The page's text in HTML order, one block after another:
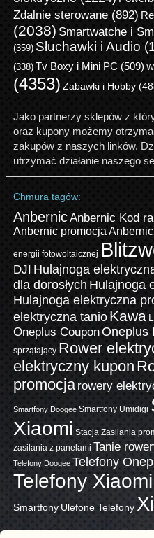
Zdalnie sterowane(892)
(2038) Smartwatche i
(359) Słuchawki i Audio
(338) Tv Boxy i Mini PC (509)
(4353) Zabawki i Hobby
Jako partnerzy sklepów z
oraz kupony możemy
zakupów z naszych linków.
utrzymać działanie naszego
Chmura tagów:
AnbernicAnbernic Kod
Anbernic promocja
energii fotowoltaicznej
DJI Hulajnoga
dla dorosłych Hulajnoga
Hulajnoga elektryczna
elektryczna tanioKawa
Oneplus CouponOneplus
sprzątający Rower
elektryczny kupon
promocja rowery
Smartfony Doogee Smartfony Umidigi
Xiaomi Stacja Zasilania
zasilania z panelami Tanie
Telefony Doogee Telefony
Telefony Xiaomi
Smartfony Ulefone Telefony